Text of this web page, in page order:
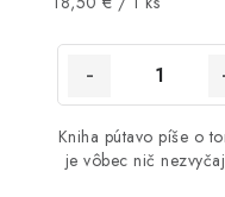
Kniha pútavo píše o
je vôbec nič